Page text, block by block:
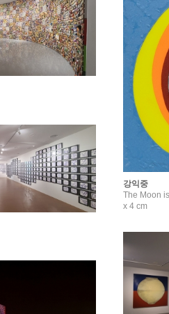
강익중
The Moon
x 4 cm